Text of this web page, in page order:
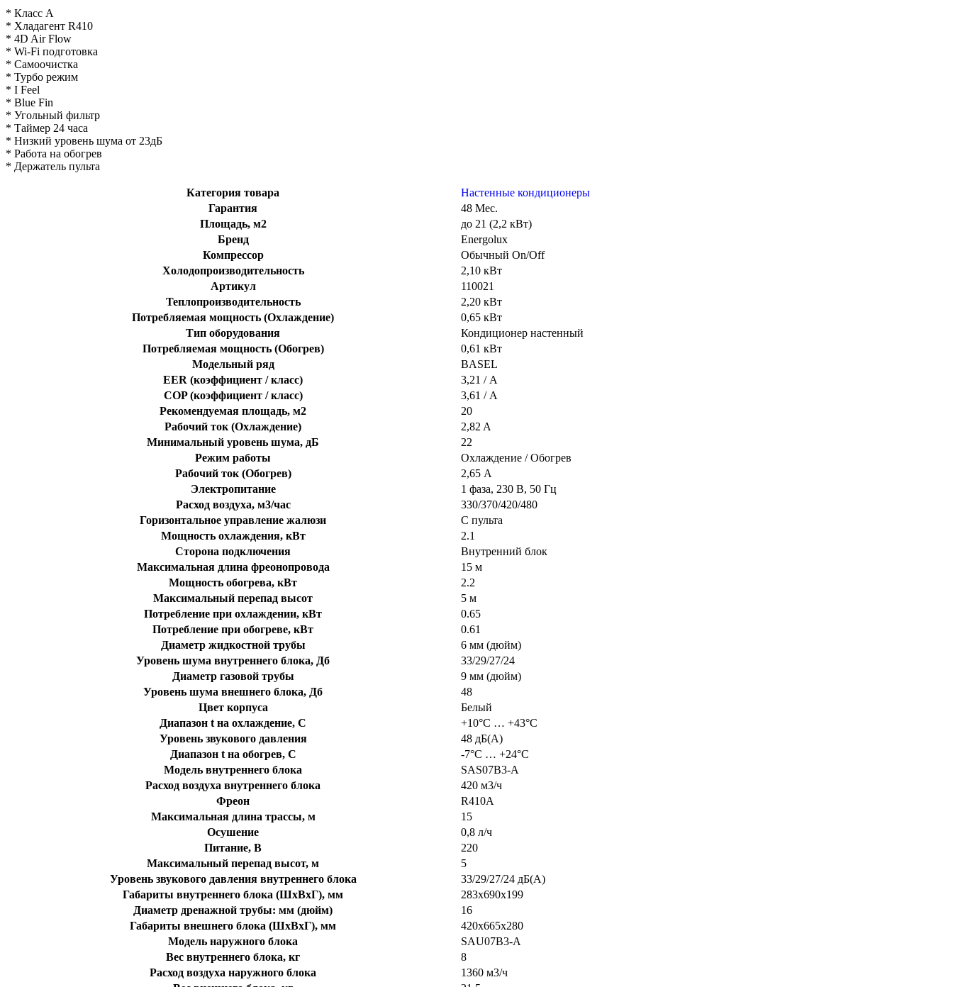
* Класс А
* Хладагент R410
* 4D Air Flow
* Wi-Fi подготовка
* Самоочистка
* Турбо режим
* I Feel
* Blue Fin
* Угольный фильтр
* Таймер 24 часа
* Низкий уровень шума от 23дБ
* Работа на обогрев
* Держатель пульта
Категория товара
Настенные кондиционеры
Гарантия
48 Мес.
Площадь, м2
до 21 (2,2 кВт)
Бренд
Energolux
Компрессор
Обычный On/Off
Холодопроизводительность
2,10 кВт
Артикул
110021
Теплопроизводительность
2,20 кВт
Потребляемая мощность (Охлаждение)
0,65 кВт
Тип оборудования
Кондиционер настенный
Потребляемая мощность (Обогрев)
0,61 кВт
Модельный ряд
BASEL
EER (коэффициент / класс)
3,21 / А
COP (коэффициент / класс)
3,61 / А
Рекомендуемая площадь, м2
20
Рабочий ток (Охлаждение)
2,82 A
Минимальный уровень шума, дБ
22
Режим работы
Охлаждение / Обогрев
Рабочий ток (Обогрев)
2,65 А
Электропитание
1 фаза, 230 В, 50 Гц
Расход воздуха, м3/час
330/370/420/480
Горизонтальное управление жалюзи
С пульта
Мощность охлаждения, кВт
2.1
Сторона подключения
Внутренний блок
Максимальная длина фреонопровода
15 м
Мощность обогрева, кВт
2.2
Максимальный перепад высот
5 м
Потребление при охлаждении, кВт
0.65
Потребление при обогреве, кВт
0.61
Диаметр жидкостной трубы
6 мм (дюйм)
Уровень шума внутреннего блока, Дб
33/29/27/24
Диаметр газовой трубы
9 мм (дюйм)
Уровень шума внешнего блока, Дб
48
Цвет корпуса
Белый
Диапазон t на охлаждение, C
+10°С … +43°С
Уровень звукового давления
48 дБ(А)
Диапазон t на обогрев, C
-7°С … +24°С
Модель внутреннего блока
SAS07B3-A
Расход воздуха внутреннего блока
420 м3/ч
Фреон
R410A
Максимальная длина трассы, м
15
Осушение
0,8 л/ч
Питание, В
220
Максимальный перепад высот, м
5
Уровень звукового давления внутреннего блока
33/29/27/24 дБ(А)
Габариты внутреннего блока (ШхВхГ), мм
283х690х199
Диаметр дренажной трубы: мм (дюйм)
16
Габариты внешнего блока (ШхВхГ), мм
420х665х280
Модель наружного блока
SAU07B3-A
Вес внутреннего блока, кг
8
Расход воздуха наружного блока
1360 м3/ч